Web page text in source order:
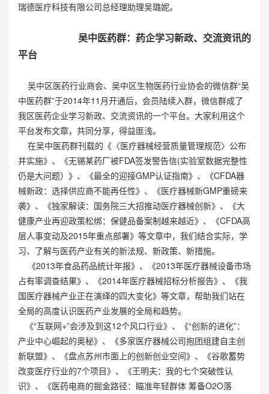
瑞德医疗科技有限公司总经理助理吴璐妮。
吴中医药群：药企学习新政、交流资讯的
平台
吴中区医药行业商会、吴中区生物医药行业协会的微信群“吴
中医药群”于2014年11月开通后，会员陆续入群，微信群成了
我区医药企业学习新政、交流资讯的一个平台。大家利用这个
平台发布文章，共同分享，得益匪浅。
在吴中医药群刊载的《〈医疗器械经营质量管理规范〉公布
并实施》、《无锡某药厂被FDA签发警告信(实验室数据完整性
仍是大问题）》、《最全的迎接GMP认证指南》、《CFDA器
械新政：选择供应商不能再任性》、《医疗器械新GMP重磅来
袭》、《独家解读：国务院三大招推动医疗器械创新》、《大
健康产业再迎政策松绑：保健品备案制越来越近》、《CFDA高
层人事变动及2015年重点部署》等文章中，我们结合实际，学
习、了解与医药产业有关的新法规、新政策、新措施。
《2013年食品药品统计年报》、《2013年医疗器械设备市场
占有率调查结果》、《2014年医疗器械招标分析报告》、《我
国医疗器械产业正在演绎的四大变化》等文章，帮助我们站在
全局的高度认识医药产业发展的全局和趋势。
《“互联网+”会涉及到这12个风口行业》、《“创新的进化”：
产业中心崛起的奥秘》、《多家医疗器械公司抱团组建自主创
新联盟》、《盘点苏州市面上的创新创业空间》、《谷歌蓄势
改变医疗行业的7个项目》、《王明夫：我的七个突破性认
识》、《医药电商的掘金路径：瞄准年轻群体 筹备O2O落